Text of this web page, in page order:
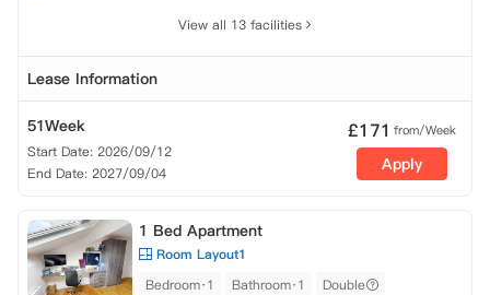
View all 13 facilities
Lease Information
51Week
Start Date: 2026/09/12
End Date: 2027/09/04
£171 from/Week
Apply
1 Bed Apartment
Room Layout1
Bedroom·1
Bathroom·1 Double